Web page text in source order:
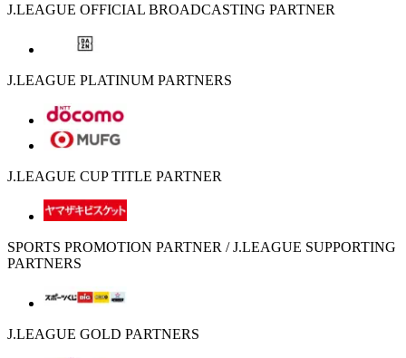
J.LEAGUE OFFICIAL BROADCASTING PARTNER
J.LEAGUE PLATINUM PARTNERS
J.LEAGUE CUP TITLE PARTNER
SPORTS PROMOTION PARTNER / J.LEAGUE SUPPORTING
PARTNERS
J.LEAGUE GOLD PARTNERS